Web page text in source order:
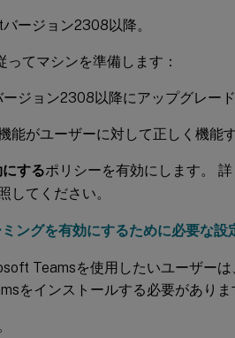
ージョン2308以降。
てマシンを準備します：
ジョン2308以降にアップグレード
能がユーザーに対して正しく機能
するポリシーを有効にします。
してください。
ングを有効にするために必要な設
Teamsを使用したいユーザーは
をインストールする必要がありま